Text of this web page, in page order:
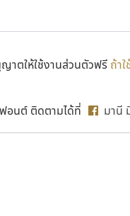
าตให้ใช้งานส่วนตัวฟรี ถ้า
อนต์ ติดตามได้ที่ มานี